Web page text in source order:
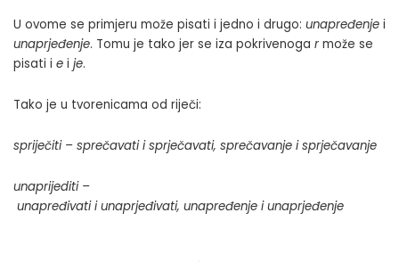
U ovome se primjeru može pisati i jedno i drugo: unapređenje i
unaprjeđenje. Tomu je tako jer se iza pokrivenoga r može se
pisati i e i je.
Tako je u tvorenicama od riječi:
spriječiti – sprečavati i sprječavati, sprečavanje i sprječavanje
unaprijediti –
unapređivati i unaprjeđivati, unapređenje i unaprjeđenje